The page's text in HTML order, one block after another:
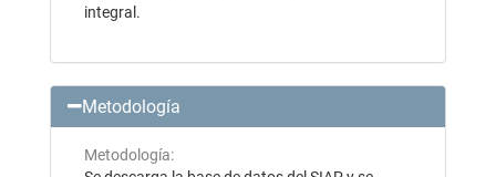
integral.
Metodología
Metodología: